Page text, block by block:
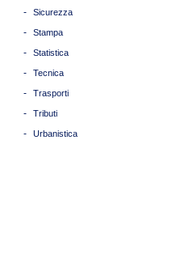
- Sicurezza
- Stampa
- Statistica
- Tecnica
- Trasporti
- Tributi
- Urbanistica